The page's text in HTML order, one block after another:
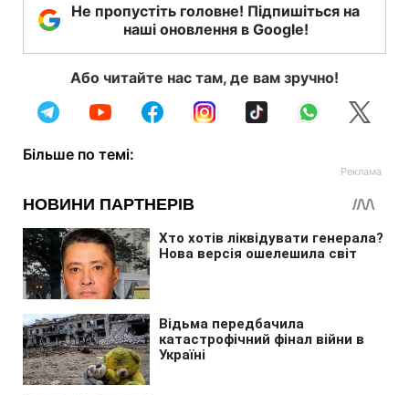
Не пропустіть головне! Підпишіться на
наші оновлення в Google!
Або читайте нас там, де вам зручно!
Більше по темі: